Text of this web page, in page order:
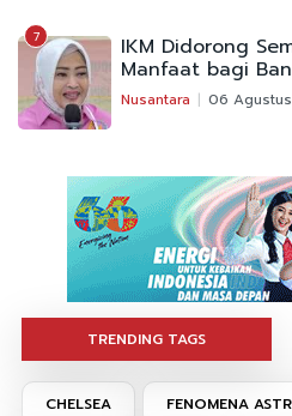
7 IKM Didorong
Manfaat bagi
Nusantara 06
TRENDING TAGS
CHELSEA FENOMENA